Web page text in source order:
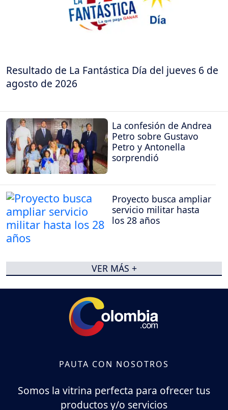
Resultado de La Fantástica Día del jueves 6 de
agosto de 2026
La confesión de Andrea
Petro sobre Gustavo
Petro y Antonella
sorprendió
Proyecto busca ampliar
servicio militar hasta
los 28 años
VER MÁS +
PAUTA CON NOSOTROS
Somos la vitrina perfecta para ofrecer tus
productos y/o servicios